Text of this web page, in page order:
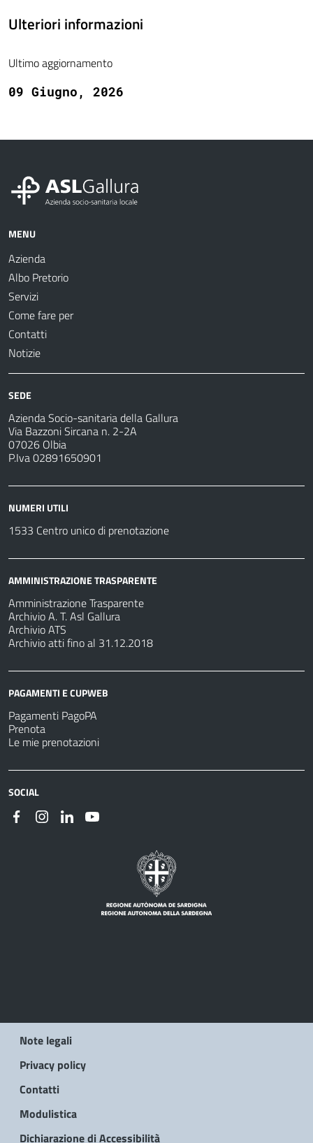
Ulteriori informazioni
Ultimo aggiornamento
09 Giugno, 2026
MENU
Azienda
Albo Pretorio
Servizi
Come fare per
Contatti
Notizie
SEDE
Azienda Socio-sanitaria della Gallura
Via Bazzoni Sircana n. 2-2A
07026 Olbia
P.Iva 02891650901
NUMERI UTILI
1533 Centro unico di prenotazione
AMMINISTRAZIONE TRASPARENTE
Amministrazione Trasparente
Archivio A. T. Asl Gallura
Archivio ATS
Archivio atti fino al 31.12.2018
PAGAMENTI E CUPWEB
Pagamenti PagoPA
Prenota
Le mie prenotazioni
SOCIAL
Note legali
Privacy policy
Contatti
Modulistica
Dichiarazione di Accessibilità